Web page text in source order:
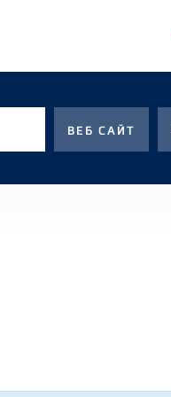
ВЕБ САЙТ